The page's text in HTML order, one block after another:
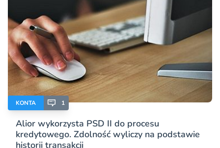
KONTA 1
Alior wykorzysta PSD II do procesu
kredytowego. Zdolność wyliczy na podstawie
historii transakcji